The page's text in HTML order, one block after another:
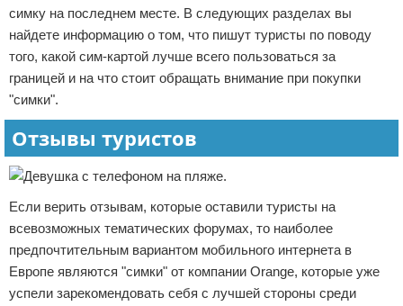
симку на последнем месте. В следующих разделах вы
найдете информацию о том, что пишут туристы по поводу
того, какой сим-картой лучше всего пользоваться за
границей и на что стоит обращать внимание при покупки
"симки".
Отзывы туристов
Если верить отзывам, которые оставили туристы на
всевозможных тематических форумах, то наиболее
предпочтительным вариантом мобильного интернета в
Европе являются "симки" от компании Orange, которые уже
успели зарекомендовать себя с лучшей стороны среди